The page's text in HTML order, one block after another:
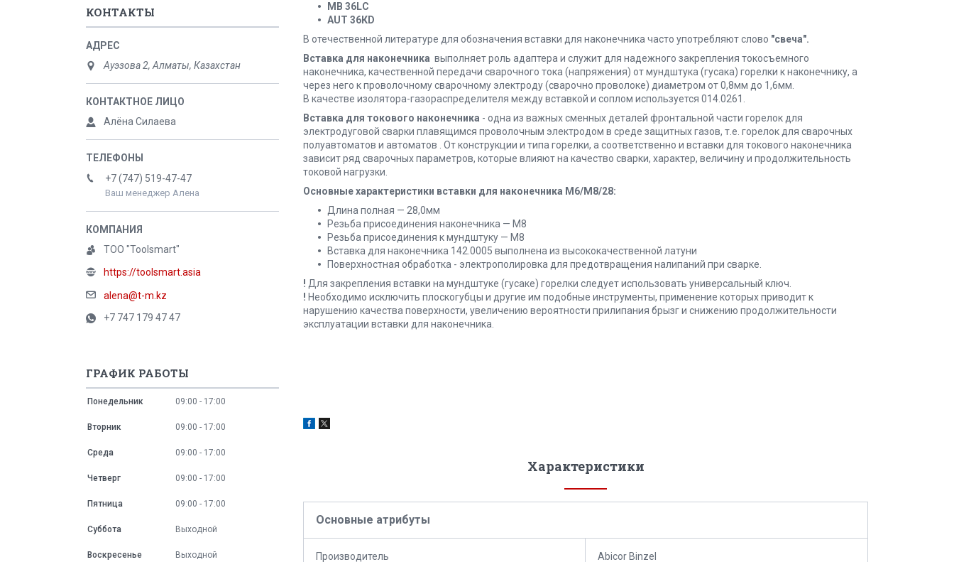
МВ 36LC
AUT 36КD
В отечественной литературе для обозначения вставки для наконечника часто употребляют слово "свеча".
Вставка для наконечника выполняет роль адаптера и служит для надежного закрепления токосъемного
наконечника, качественной передачи сварочного тока (напряжения) от мундштука (гусака) горелки к наконечнику, а
через него к проволочному сварочному электроду (сварочно проволоке) диаметром от 0,8мм до 1,6мм.
В качестве изолятора-газораспределителя между вставкой и соплом используется 014.0261.
Вставка для токового наконечника - одна из важных сменных деталей фронтальной части горелок для
электродуговой сварки плавящимся проволочным электродом в среде защитных газов, т.е. горелок для сварочных
полуавтоматов и автоматов . От конструкции и типа горелки, а соответственно и вставки для токового наконечника
зависит ряд сварочных параметров, которые влияют на качество сварки, характер, величину и продолжительность
токовой нагрузки.
Основные характеристики вставки для наконечника М6/М8/28:
Длина полная — 28,0мм
Резьба присоединения наконечника — М8
Резьба присоединения к мундштуку — М8
Вставка для наконечника 142.0005 выполнена из высококачественной латуни
Поверхностная обработка - электрополировка для предотвращения налипаний при сварке.
! Для закрепления вставки на мундштуке (гусаке) горелки следует использовать универсальный ключ.
! Необходимо исключить плоскогубцы и другие им подобные инструменты, применение которых приводит к
нарушению качества поверхности, увеличению вероятности прилипания брызг и снижению продолжительности
эксплуатации вставки для наконечника.
Характеристики
Основные атрибуты
Производитель Abicor Binzel
КОНТАКТЫ
Ауэзова 2, Алматы, Казахстан
Алёна Силаева
+7 (747) 519-47-47
Ваш менеджер Алена
ТОО "Toolsmart"
https://toolsmart.asia
alena@t-m.kz
+7 747 179 47 47
ГРАФИК РАБОТЫ
Понедельник 09:00 17:00
Вторник 09:00 17:00
Среда 09:00 17:00
Четверг 09:00 17:00
Пятница 09:00 17:00
Суббота Выходной
Воскресенье Выходной